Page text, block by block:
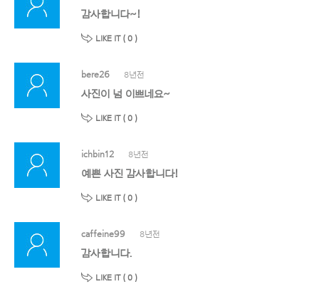
감사합니다~!
LIKE IT ( 0 )
bere26 8년전
사진이 넘 이쁘네요~
LIKE IT ( 0 )
ichbin12 8년전
예쁜 사진 감사합니다!
LIKE IT ( 0 )
caffeine99 8년전
감사합니다.
LIKE IT ( 0 )